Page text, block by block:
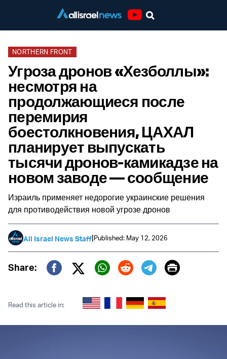
NORTHERN FRONT
Угроза дронов «Хезболлы»:
несмотря на
продолжающиеся после
перемирия
боестолкновения, ЦАХАЛ
планирует выпускать
тысячи дронов-камикадзе на
новом заводе — сообщение
Израиль применяет недорогие украинские решения
для противодействия новой угрозе дронов
All Israel News Staff|Published: May 12, 2026
Share:
Twitter (X)
Print
Read this article in: